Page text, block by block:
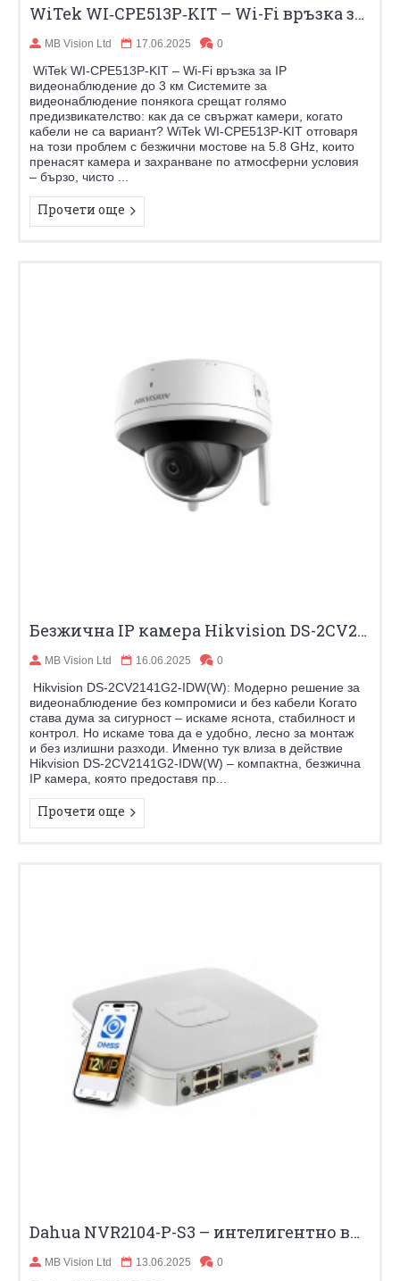
WiTek WI‑CPE513P‑KIT – Wi-Fi връзка за IP видеонаблюдение до 3 км
MB Vision Ltd 17.06.2025 0
WiTek WI‑CPE513P‑KIT – Wi-Fi връзка за IP
видеонаблюдение до 3 км Системите за
видеонаблюдение понякога срещат голямо
предизвикателство: как да се свържат камери, когато
кабели не са вариант? WiTek WI‑CPE513P‑KIT отговаря
на този проблем с безжични мостове на 5.8 GHz, които
пренасят камера и захранване по атмосферни условия
– бързо, чисто ...
Прочети още
Безжична IP камера Hikvision DS-2CV2141G2-IDW(W) – 4MP сигурност с Wi-Fi и нощно виждане
MB Vision Ltd 16.06.2025 0
Hikvision DS-2CV2141G2-IDW(W): Модерно решение за
видеонаблюдение без компромиси и без кабели Когато
става дума за сигурност – искаме яснота, стабилност и
контрол. Но искаме това да е удобно, лесно за монтаж
и без излишни разходи. Именно тук влиза в действие
Hikvision DS-2CV2141G2-IDW(W) – компактна, безжична
IP камера, която предоставя пр...
Прочети още
Dahua NVR2104-P-S3 – интелигентно видеонаблюдение, което работи за вас
MB Vision Ltd 13.06.2025 0